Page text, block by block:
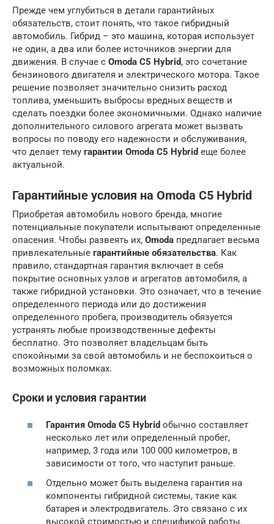
Прежде чем углубиться в детали гарантийных
обязательств, стоит понять, что такое гибридный
автомобиль. Гибрид – это машина, которая использует
не один, а два или более источников энергии для
движения. В случае с Omoda C5 Hybrid, это сочетание
бензинового двигателя и электрического мотора. Такое
решение позволяет значительно снизить расход
топлива, уменьшить выбросы вредных веществ и
сделать поездки более экономичными. Однако наличие
дополнительного силового агрегата может вызвать
вопросы по поводу его надежности и обслуживания,
что делает тему гарантии Omoda C5 Hybrid еще более
актуальной.
Гарантийные условия на Omoda C5 Hybrid
Приобретая автомобиль нового бренда, многие
потенциальные покупатели испытывают определенные
опасения. Чтобы развеять их, Omoda предлагает весьма
привлекательные гарантийные обязательства. Как
правило, стандартная гарантия включает в себя
покрытие основных узлов и агрегатов автомобиля, а
также гибридной установки. Это означает, что в течение
определенного периода или до достижения
определенного пробега, производитель обязуется
устранять любые производственные дефекты
бесплатно. Это позволяет владельцам быть
спокойными за свой автомобиль и не беспокоиться о
возможных поломках.
Сроки и условия гарантии
Гарантия Omoda C5 Hybrid обычно составляет
несколько лет или определенный пробег,
например, 3 года или 100 000 километров, в
зависимости от того, что наступит раньше.
Отдельно может быть выделена гарантия на
компоненты гибридной системы, такие как
батарея и электродвигатель. Это связано с их
высокой стоимостью и спецификой работы.